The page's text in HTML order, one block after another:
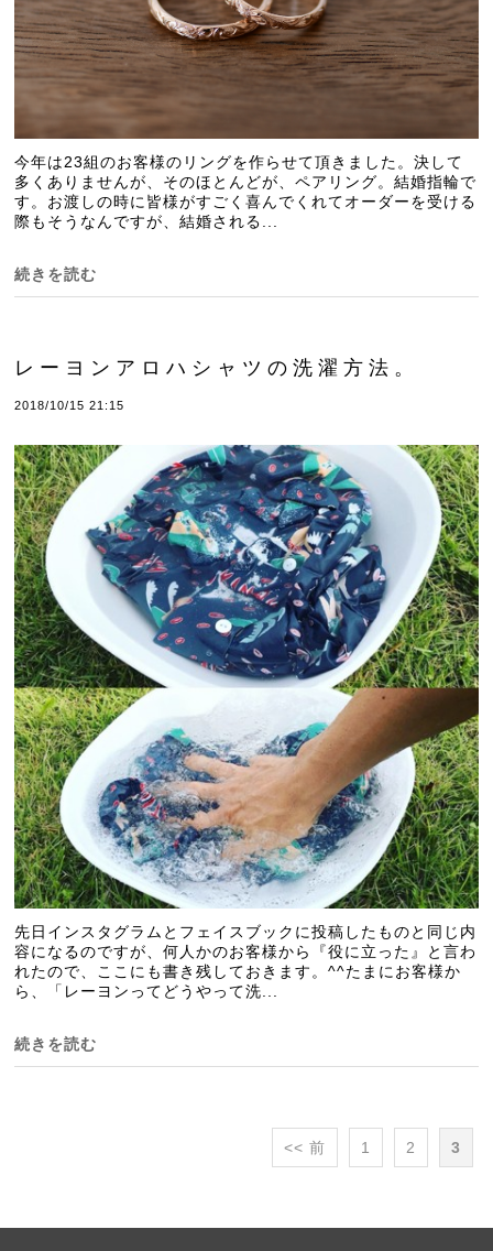
今年は23組のお客様のリングを作らせて頂きました。決して
多くありませんが、そのほとんどが、ペアリング。結婚指輪で
す。お渡しの時に皆様がすごく喜んでくれてオーダーを受ける
際もそうなんですが、結婚される...
続きを読む
レーヨンアロハシャツの洗濯方法。
2018/10/15 21:15
先日インスタグラムとフェイスブックに投稿したものと同じ内
容になるのですが、何人かのお客様から『役に立った』と言わ
れたので、ここにも書き残しておきます。^^たまにお客様か
ら、「レーヨンってどうやって洗...
続きを読む
<< 前 1 2 3